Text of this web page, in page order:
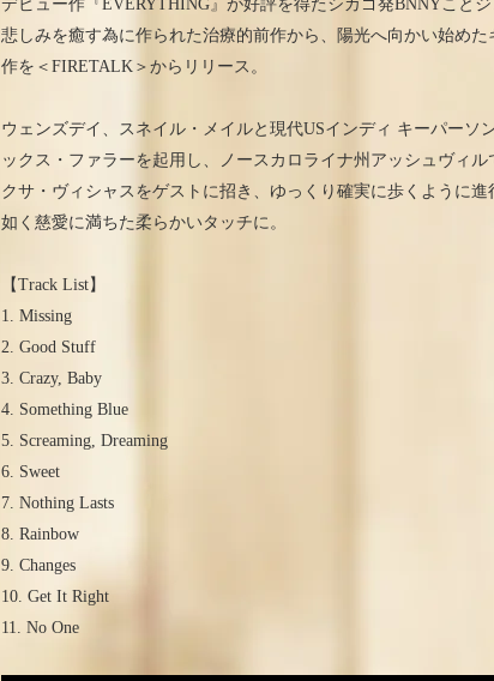
デビュー作『EVERYTHING』が好評を得たシカゴ発BNNYこと
悲しみを癒す為に作られた治療的前作から、陽光へ向かい始め
作を＜FIRETALK＞からリリース。
ウェンズデイ、スネイル・メイルと現代USインディ キーパーソ
ックス・ファラーを起用し、ノースカロライナ州アッシュヴィ
クサ・ヴィシャスをゲストに招き、ゆっくり確実に歩くように
如く慈愛に満ちた柔らかいタッチに。
【Track List】
1. Missing
2. Good Stuff
3. Crazy, Baby
4. Something Blue
5. Screaming, Dreaming
6. Sweet
7. Nothing Lasts
8. Rainbow
9. Changes
10. Get It Right
11. No One